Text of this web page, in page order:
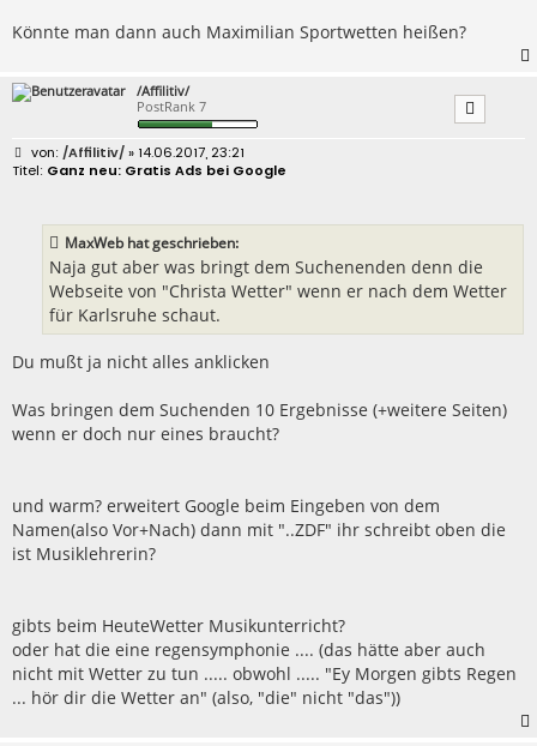
Könnte man dann auch Maximilian Sportwetten heißen?
/Affilitiv/
PostRank 7
B
e
/Affilitiv/» 14.06.2017, 23:21
Ganz neu: Gratis Ads bei Google
MaxWeb hat geschrieben:
Naja gut aber was bringt dem Suchenenden denn die
Webseite von "Christa Wetter" wenn er nach dem Wetter
für Karlsruhe schaut.
Du mußt ja nicht alles anklicken
Was bringen dem Suchenden 10 Ergebnisse (+weitere Seiten)
wenn er doch nur eines braucht?
und warm? erweitert Google beim Eingeben von dem
Namen(also Vor+Nach) dann mit "..ZDF" ihr schreibt oben die
ist Musiklehrerin?
gibts beim HeuteWetter Musikunterricht?
oder hat die eine regensymphonie .... (das hätte aber auch
nicht mit Wetter zu tun ..... obwohl ..... "Ey Morgen gibts Regen
... hör dir die Wetter an" (also, "die" nicht "das"))